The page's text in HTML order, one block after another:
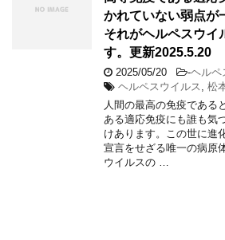
かれていない弱点が
それがヘルペスウイ
す。更新2025.5.20
2025/05/20 -ヘルペ
ヘルペスウイルス
松
人間の最高の免疫である
ある適応免疫にも誰も気
けあります。この世に進
宣言をせざる唯一の病原
ウイルスの …